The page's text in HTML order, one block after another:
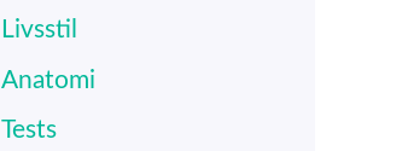
Livsstil
Anatomi
Tests